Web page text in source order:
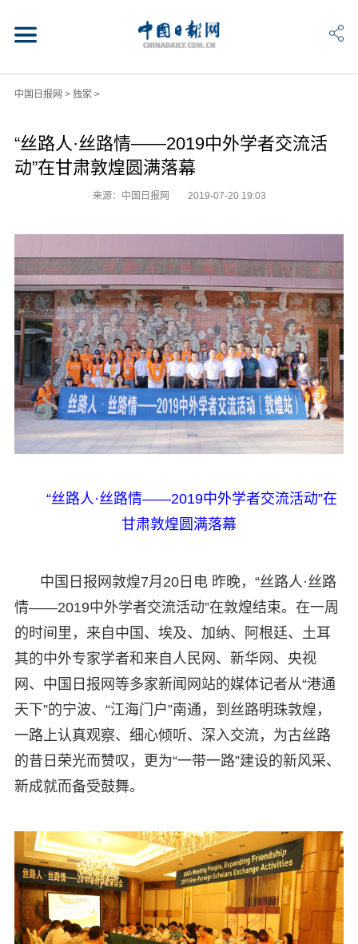
中国日报网 > 独家>
“丝路人·丝路情——2019中外学者交流活
动”在甘肃敦煌圆满落幕
来源：中国日报网 2019-07-20 19:03
“丝路人·丝路情——2019中外学者交流活动”在
甘肃敦煌圆满落幕
中国日报网敦煌7月20日电 昨晚，“丝路人·丝路
情——2019中外学者交流活动”在敦煌结束。在一周
的时间里，来自中国、埃及、加纳、阿根廷、土耳
其的中外专家学者和来自人民网、新华网、央视
网、中国日报网等多家新闻网站的媒体记者从“港通
天下”的宁波、“江海门户”南通，到丝路明珠敦煌，
一路上认真观察、细心倾听、深入交流，为古丝路
的昔日荣光而赞叹，更为“一带一路”建设的新风采、
新成就而备受鼓舞。